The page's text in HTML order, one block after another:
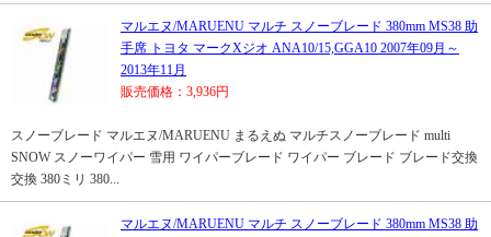
マルエヌ/MARUENU マルチ スノーブレード 380mm MS38 助
手席 トヨタ マークXジオ ANA10/15,GGA10 2007年09月～
2013年11月
販売価格：3,936円
スノーブレード マルエヌ/MARUENU まるえぬ マルチスノーブレード multi
SNOW スノーワイパー 雪用 ワイパーブレード ワイパー ブレード ブレード交換
交換 380ミリ 380...
マルエヌ/MARUENU マルチ スノーブレード 380mm MS38 助